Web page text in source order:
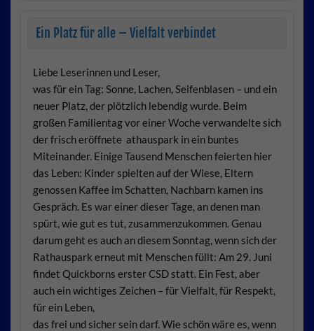
Ein Platz für alle – Vielfalt verbindet
Liebe Leserinnen und Leser,
was für ein Tag: Sonne, Lachen, Seifenblasen – und ein
neuer Platz, der plötzlich lebendig wurde. Beim
großen Familientag vor einer Woche verwandelte sich
der frisch eröffnete athauspark in ein buntes
Miteinander. Einige Tausend Menschen feierten hier
das Leben: Kinder spielten auf der Wiese, Eltern
genossen Kaffee im Schatten, Nachbarn kamen ins
Gespräch. Es war einer dieser Tage, an denen man
spürt, wie gut es tut, zusammenzukommen. Genau
darum geht es auch an diesem Sonntag, wenn sich der
Rathauspark erneut mit Menschen füllt: Am 29. Juni
findet Quickborns erster CSD statt. Ein Fest, aber
auch ein wichtiges Zeichen – für Vielfalt, für Respekt,
für ein Leben,
das frei und sicher sein darf. Wie schön wäre es, wenn